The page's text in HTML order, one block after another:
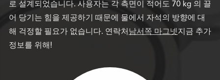
로 설계되었습니다. 사용자는 각 측면이 적어도 70 kg 의 끌
어 당기는 힘을 제공하기 때문에 물에서 자석의 방향에 대
해 걱정할 필요가 없습니다. 연락처 남서쪽 마그넷지금 추가
정보를 위해!